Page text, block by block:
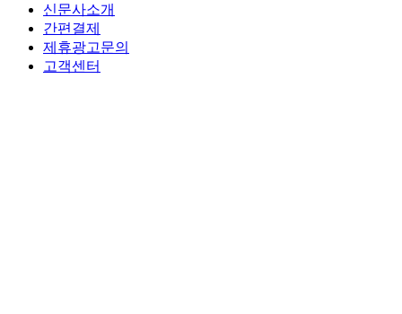
신문사소개
간편결제
제휴광고문의
고객센터